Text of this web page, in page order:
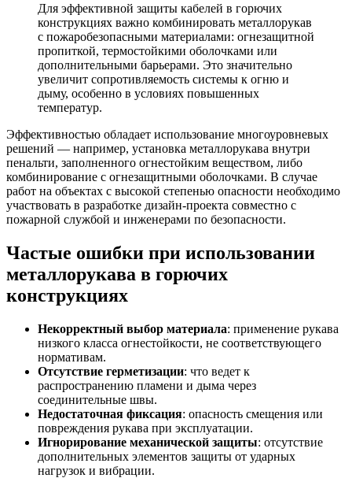
Для эффективной защиты кабелей в горючих
конструкциях важно комбинировать металлорукав
с пожаробезопасными материалами: огнезащитной
пропиткой, термостойкими оболочками или
дополнительными барьерами. Это значительно
увеличит сопротивляемость системы к огню и
дыму, особенно в условиях повышенных
температур.
Эффективностью обладает использование многоуровневых
решений — например, установка металлорукава внутри
пенальти, заполненного огнестойким веществом, либо
комбинирование с огнезащитными оболочками. В случае
работ на объектах с высокой степенью опасности необходимо
участвовать в разработке дизайн-проекта совместно с
пожарной службой и инженерами по безопасности.
Частые ошибки при использовании
металлорукава в горючих
конструкциях
Некорректный выбор материала: применение рукава
низкого класса огнестойкости, не соответствующего
нормативам.
Отсутствие герметизации: что ведет к
распространению пламени и дыма через
соединительные швы.
Недостаточная фиксация: опасность смещения или
повреждения рукава при эксплуатации.
Игнорирование механической защиты: отсутствие
дополнительных элементов защиты от ударных
нагрузок и вибрации.